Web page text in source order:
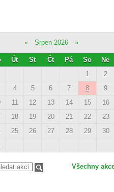
« Srpen 2026 »
Út St Čt Pá So
Ne
1
2
4 5 6 7 8
9
11 12 13 14 15
16
18 19 20 21 22
23
25 26 27 28 29
30
Všechny